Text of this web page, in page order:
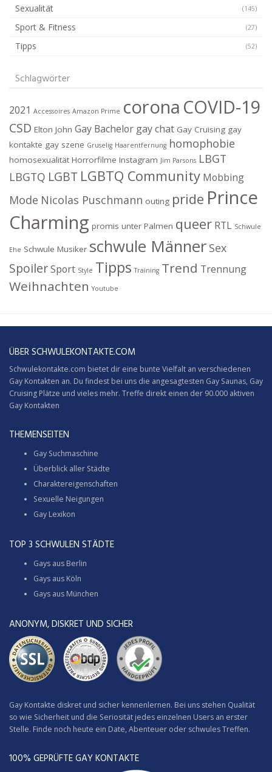
Sexualität (145)
Sport & Fitness (27)
Tipps (52)
Schlagwörter
2021 Accessoires Amazon Prime corona COVID-19
CSD Elton John Gay Bachelor gay chat Gay Cruising gay
kontakte gay szene Gruselig Haarentfernung homophobie
homosexualität Horrorfilme Instagram Jim Parsons LBGT
LBGTQ LGBT LGBTQ Community Mobbing
Mode Nicolas Puschmann outing pride Prince
Charming promis unter Palmen queer RTL Schwule
Ehe Schwule Musiker schwule Männer Sex
SpoilerSport Style Tipps Training Trend Trennung
Weihnachten Youtube
ÜBER SCHWULEKONTAKTE.COM
Schwulekontakte.com bietet dir eine bunte Vielfalt an verschiedenen
Gay Kontakten an. Du findest bei uns die angesagtesten Gay Saunas, Gay
Cruising Plätze und vieles mehr. Treffe direkt einen der 90.000 aktiven
Gay Kontakten
THEMENSEITEN
Gay Suchmaschine
Überblick aller Städte
Charaktereigenschaften
Sexuelle Neigungen
Gay Lexikon
TOP 3 SCHWULEN STÄDTE
Gays aus Berlin
Gays aus Köln
Gays aus München
ANONYM, DISKRET UND SICHER
Gay Kontakte diskret und sicher kennenlernen. Bei uns stehen Qualität
so wie Sicherheit und die Seriosität jedes einzelnen Users an erster
Stelle. Finde noch heute ein Date, Abenteuer oder schwules Treffen.
100% GEPRÜFTE GAY KONTAKTE